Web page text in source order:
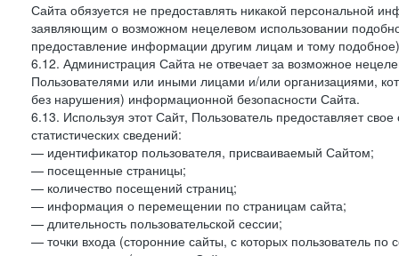
Сайта обязуется не предоставлять никакой персональной
заявляющим о возможном нецелевом использовании
предоставление информации другим лицам и тому
6.12. Администрация Сайта не отвечает за возможное
Пользователями или иными лицами и/или организациями,
без нарушения) информационной безопасности Сайта.
6.13. Используя этот Сайт, Пользователь предоставляет
статистических сведений:
— идентификатор пользователя, присваиваемый Сайтом;
— посещенные страницы;
— количество посещений страниц;
— информация о перемещении по страницам сайта;
— длительность пользовательской сессии;
— точки входа (сторонние сайты, с которых пользователь по